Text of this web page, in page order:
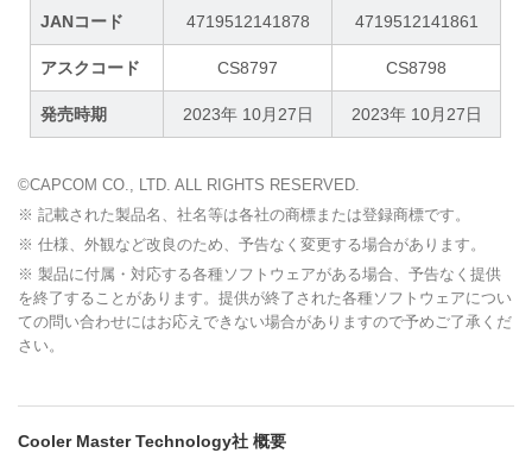
JANコード 4719512141878 4719512141861
アスクコード CS8797 CS8798
発売時期 2023年 10月27日 2023年 10月27日
©CAPCOM CO., LTD. ALL RIGHTS RESERVED.
※ 記載された製品名、社名等は各社の商標または登録商標です。
※ 仕様、外観など改良のため、予告なく変更する場合があります。
※ 製品に付属・対応する各種ソフトウェアがある場合、予告なく提供
を終了することがあります。提供が終了された各種ソフトウェアについ
ての問い合わせにはお応えできない場合がありますので予めご了承くだ
さい。
Cooler Master Technology社 概要